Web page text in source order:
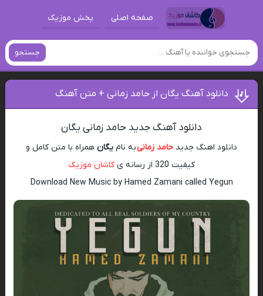
صفحه اصلی پخش موزیک
جستجو
دانلود آهنگ یگان از حامد زمانی + متن آهنگ
دانلود آهنگ جدید حامد زمانی یگان
دانلود اهنگ جدید حامد زمانیبه نام یگان همراه با متن کامل و
کیفیت 320 از رسانه ی
کاشان موزیک
Download New Music by Hamed Zamani called Yegun